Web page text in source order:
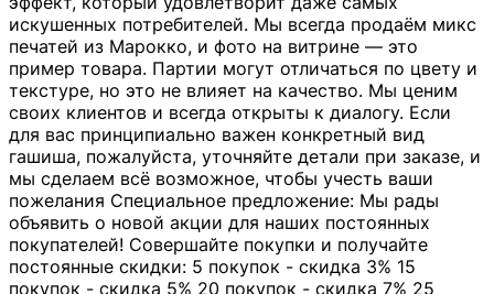
искушенных потребителей. Мы всегда продаём микс
печатей из Марокко, и фото на витрине — это
пример товара. Партии могут отличаться по цвету и
текстуре, но это не влияет на качество. Мы ценим
своих клиентов и всегда открыты к диалогу. Если
для вас принципиально важен конкретный вид
гашиша, пожалуйста, уточняйте детали при заказе, и
мы сделаем всё возможное, чтобы учесть ваши
пожелания Специальное предложение: Мы рады
объявить о новой акции для наших постоянных
покупателей! Совершайте покупки и получайте
постоянные скидки: 5 покупок - скидка 3% 15
покупок - скидка 5% 20 покупок - скидка 7% 25